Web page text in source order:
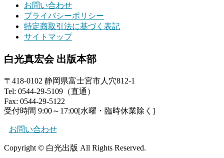
お問い合わせ
プライバシーポリシー
特定商取引法に基づく表記
サイトマップ
白光真宏会 出版本部
〒418-0102 静岡県富士宮市人穴812-1
Tel: 0544-29-5109（直通）
Fax: 0544-29-5122
受付時間 9:00～17:00[水曜・臨時休業除く]
お問い合わせ
Copyright © 白光出版 All Rights Reserved.